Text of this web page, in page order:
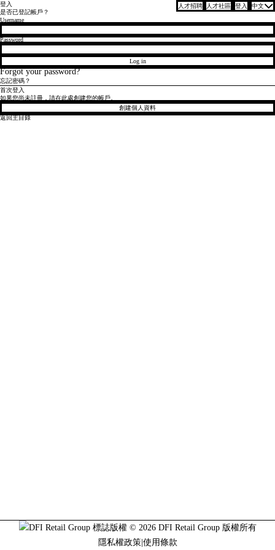
人才招聘 人才社區 登入 中文
登入
是否已登記帳戶？
Login
Username
Password
Log in
Forgot your password?
忘記密碼？
首次登入
如果您尚未註冊，請在此處創建您的帳戶。
創建個人資料
返回主目錄
版權 © 2026 DFI Retail Group 版權所有
隱私權政策| 使用條款